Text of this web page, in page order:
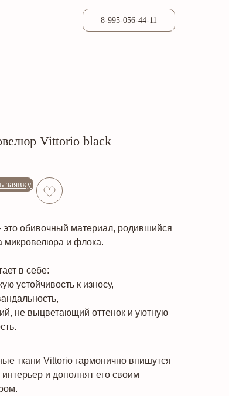
8-995-056-44-11
Vittorio black
заявку
это обивочный материал, родившийся
микровелюра и флока.
в себе:
устойчивость к износу,
не выцветающий оттенок и уютную
ткани Vittorio гармонично впишутся
и дополнят его своим